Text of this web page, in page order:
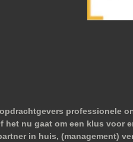
professionele
nu gaat om een klus voor
in huis, (management)